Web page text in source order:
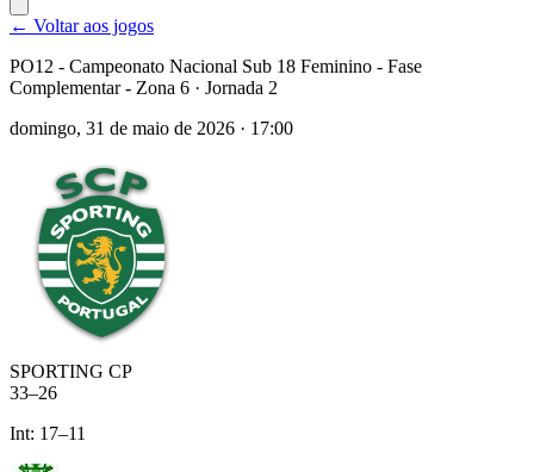
← Voltar aos jogos
PO12 - Campeonato Nacional Sub 18 Feminino - Fase
Complementar - Zona 6 · Jornada 2
domingo, 31 de maio de 2026 · 17:00
SPORTING CP
33–26
Int: 17–11